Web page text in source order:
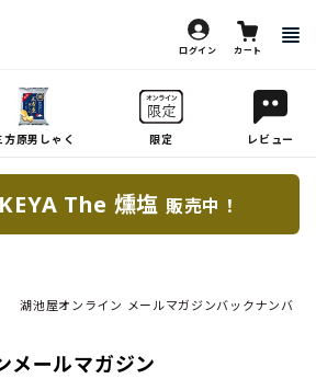
ログイン カート
方原男しゃく 限定 レビュー
The 燻塩 販売中！
湖池屋オンライン メールマガジンバックナンバー
メールマガジン